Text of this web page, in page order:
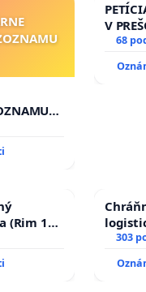
V
V
HOD.,
8.00
68
(Rim 10,
303